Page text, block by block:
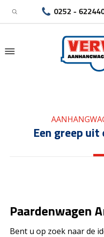
0252 -
Een greep
Paardenwagen
Bent u op zoek naar de